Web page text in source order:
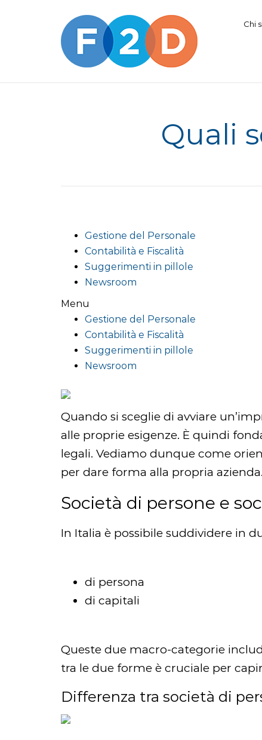
Chi
Quali
Gestione del Personale
Contabilità e Fiscalità
Suggerimenti in pillole
Newsroom
Menu
Gestione del Personale
Contabilità e Fiscalità
Suggerimenti in pillole
Newsroom
Quando si sceglie di avviare
alle proprie esigenze. È quindi
legali. Vediamo dunque come
per dare forma alla propria azienda.
Società di persone e
In Italia è possibile suddividere in
di persona
di capitali
Queste due macro-categorie
tra le due forme è cruciale per
Differenza tra società di